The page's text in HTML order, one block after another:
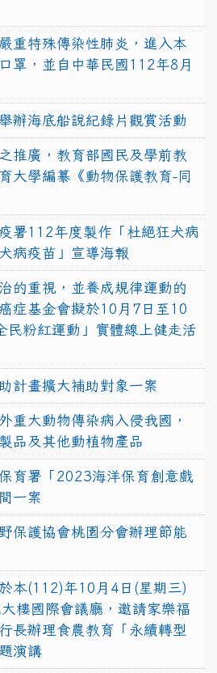
重特殊傳染性肺炎，進入本
罩，並自中華民國112年8月
辦海底船說紀錄片觀賞活動
推廣，教育部國民及學前教
大學編纂《動物保護教育-同
署112年度製作「杜絕狂犬病
病疫苗」宣導海報
的重視，並養成規律運動的
症基金會擬於10月7日至10
民粉紅運動」實體線上健走活
計畫擴大補助對象一案
重大動物傳染病入侵我國，
品及其他動植物產品
育署「2023海洋保育創意戲
一案
保護協會桃園分會辦理節能
本(112)年10月4日(星期三)
樓國際會議廳，邀請家樂福
長辦理食農教育「永續轉型
演講